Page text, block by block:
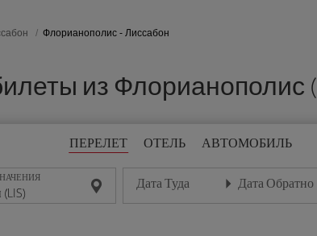
Флорианополис - Лиссабон
из Флорианополис
ПЕРЕЛЕТ ОТЕЛЬ АВТОМОБИЛЬ
Дата Туда
Введите дату в формате день/месяц/
Дата Обратно
Введите дату в